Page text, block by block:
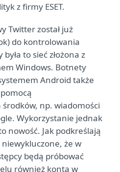
z firmy ESET.
Twitter został już
do kontrolowania
to sieć złożona z
Windows. Botnety
Android także
np. wiadomości
Wykorzystanie jednak
nowość. Jak podkreślają
niewykluczone, że w
będą próbować
również konta w